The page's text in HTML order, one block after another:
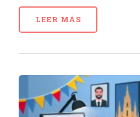
LEER MÁS